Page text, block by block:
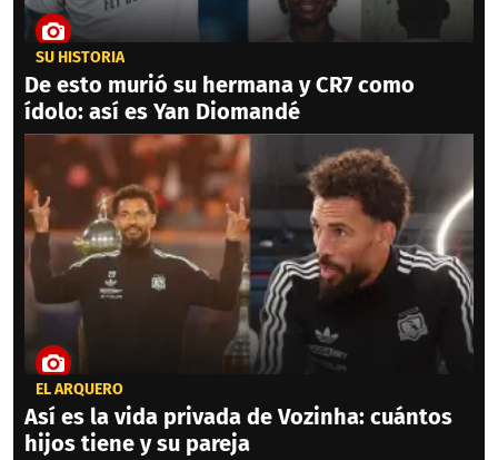
SU HISTORIA
De esto murió su hermana y CR7 como
ídolo: así es Yan Diomandé
EL ARQUERO
Así es la vida privada de Vozinha: cuántos
hijos tiene y su pareja